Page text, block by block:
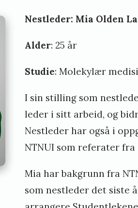
Nestleder: Mia Olden
Alder: 25 år
Studie: Molekylær
I sin stilling som
leder i sitt arbeid, og
Nestleder har også i
NTNUI som referater
Mia har bakgrunn fra
som nestleder det siste